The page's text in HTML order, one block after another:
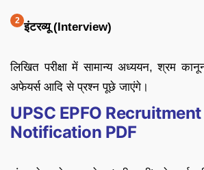
इंटरव्यू (Interview)
लिखित परीक्षा में सामान्य अध्ययन, श्रम
अफेयर्स आदि से प्रश्न पूछे जाएंगे।
UPSC EPFO
Notification PDF